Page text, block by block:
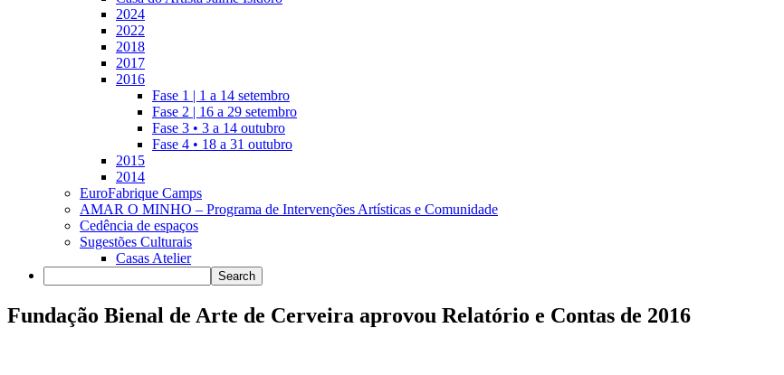
2024
2022
2018
2017
2016
Fase 1 | 1 a 14 setembro
Fase 2 | 16 a 29 setembro
Fase 3 • 3 a 14 outubro
Fase 4 • 18 a 31 outubro
2015
2014
EuroFabrique Camps
AMAR O MINHO – Programa de Intervenções Artísticas e Comunidade
Cedência de espaços
Sugestões Culturais
Casas Atelier
Fundação Bienal de Arte de Cerveira aprovou Relatório e Contas de 2016